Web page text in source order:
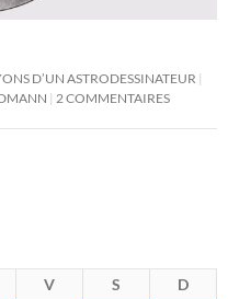
D’UN ASTRODESSINATEUR
2 COMMENTAIRES
V S
D